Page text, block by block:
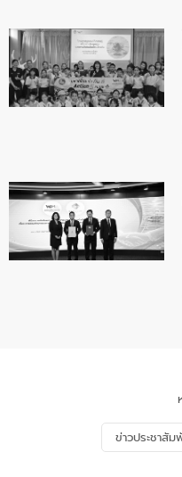
ข่าวประชาสัม